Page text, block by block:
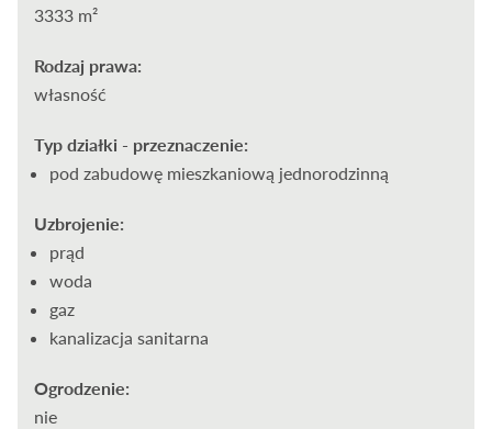
3333 m²
Rodzaj prawa:
własność
Typ działki - przeznaczenie:
pod zabudowę mieszkaniową jednorodzinną
Uzbrojenie:
prąd
woda
gaz
kanalizacja sanitarna
Ogrodzenie:
nie